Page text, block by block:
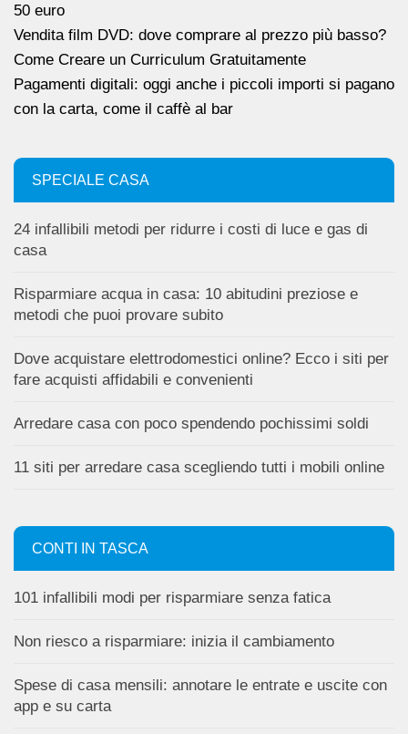
50 euro
Vendita film DVD: dove comprare al prezzo più basso?
Come Creare un Curriculum Gratuitamente
Pagamenti digitali: oggi anche i piccoli importi si pagano
con la carta, come il caffè al bar
SPECIALE CASA
24 infallibili metodi per ridurre i costi di luce e gas di
casa
Risparmiare acqua in casa: 10 abitudini preziose e
metodi che puoi provare subito
Dove acquistare elettrodomestici online? Ecco i siti per
fare acquisti affidabili e convenienti
Arredare casa con poco spendendo pochissimi soldi
11 siti per arredare casa scegliendo tutti i mobili online
CONTI IN TASCA
101 infallibili modi per risparmiare senza fatica
Non riesco a risparmiare: inizia il cambiamento
Spese di casa mensili: annotare le entrate e uscite con
app e su carta